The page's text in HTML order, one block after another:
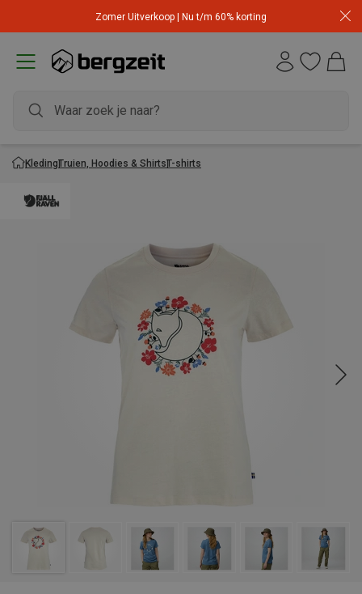
Zomer Uitverkoop | Nu t/m 60% korting
KledingTruien, Hoodies & ShirtsT-shirts